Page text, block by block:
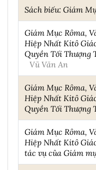
Sách biếu: Giám
Giám Mục Rôma,
Hiệp Nhất Kitô
Quyền Tối Thượng
Vũ Văn An
Giám Mục Rôma,
Hiệp Nhất Kitô
Quyền Tối Thượng
Giám Mục Rôma,
Hiệp Nhất Kitô
tác vụ của Giám